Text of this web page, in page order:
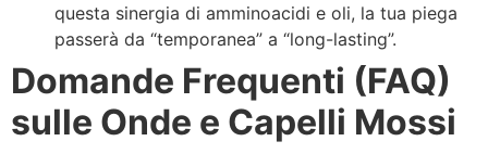
questa sinergia di amminoacidi e oli, la tua piega
passerà da “temporanea” a “long-lasting”.
Domande Frequenti (FAQ)
sulle Onde e Capelli Mossi